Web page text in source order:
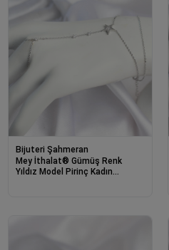
Bijuteri Şahmeran
Mey İthalat® Gümüş Renk
Yıldız Model Pirinç Kadın